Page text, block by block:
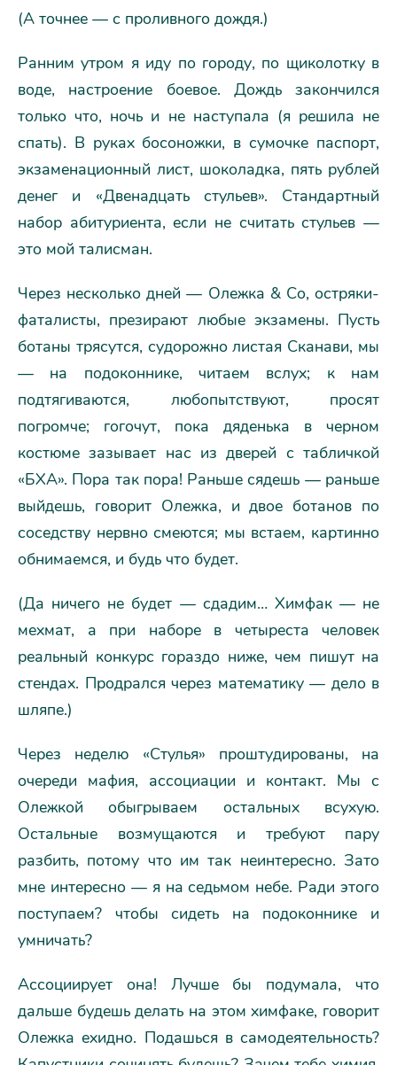
(А точнее — с проливного дождя.)
Ранним утром я иду по городу, по щиколотку в
воде, настроение боевое. Дождь закончился
только что, ночь и не наступала (я решила не
спать). В руках босоножки, в сумочке паспорт,
экзаменационный лист, шоколадка, пять рублей
денег и «Двенадцать стульев». Стандартный
набор абитуриента, если не считать стульев —
это мой талисман.
Через несколько дней — Олежка & Со, остряки-
фаталисты, презирают любые экзамены. Пусть
ботаны трясутся, судорожно листая Сканави, мы
— на подоконнике, читаем вслух; к нам
подтягиваются, любопытствуют, просят
погромче; гогочут, пока дяденька в черном
костюме зазывает нас из дверей с табличкой
«БХА». Пора так пора! Раньше сядешь — раньше
выйдешь, говорит Олежка, и двое ботанов по
соседству нервно смеются; мы встаем, картинно
обнимаемся, и будь что будет.
(Да ничего не будет — сдадим… Химфак — не
мехмат, а при наборе в четыреста человек
реальный конкурс гораздо ниже, чем пишут на
стендах. Продрался через математику — дело в
шляпе.)
Через неделю «Стулья» проштудированы, на
очереди мафия, ассоциации и контакт. Мы с
Олежкой обыгрываем остальных всухую.
Остальные возмущаются и требуют пару
разбить, потому что им так неинтересно. Зато
мне интересно — я на седьмом небе. Ради этого
поступаем? чтобы сидеть на подоконнике и
умничать?
Ассоциирует она! Лучше бы подумала, что
дальше будешь делать на этом химфаке, говорит
Олежка ехидно. Подашься в самодеятельность?